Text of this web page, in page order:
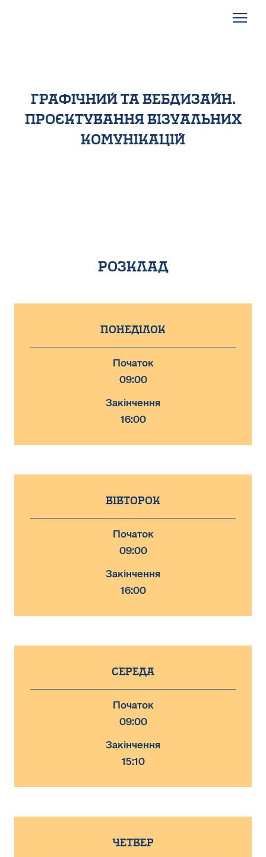
графічний та вебдизайн.
проєктування візуальних
комунікацій
розклад
Понеділок
Початок
09:00
Закінчення
16:00
Вівторок
Початок
09:00
Закінчення
16:00
Середа
Початок
09:00
Закінчення
15:10
Четвер